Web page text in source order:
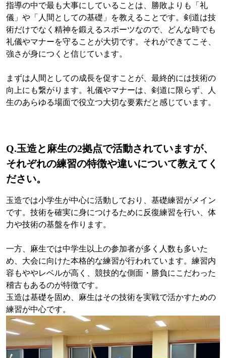
指導の中で最も大事にしていることは、勝敗よりも「礼
儀」や「人間としての基礎」を教えることです。剣道は技
術だけでなく精神を鍛えるスポーツなので、どんな時でも
礼儀やマナーを守ることが大切です。それができてこそ、
強さが身につくと信じています。
まずは人間としての成長を促すことが、最終的には技術の
向上にも繋がります。礼儀やマナーは、剣道に限らず、人
生のあらゆる場面で役立つ大切な要素だと感じています。
Q.玉造と麻生の2拠点で活動されていますが、
それぞれの練習の特徴や違いについて教えてく
ださい。
玉造では小学生が中心に活動しており、基礎練習がメイン
です。技術を確実に身につけるために反復練習を行い、体
力や技術の基盤を作ります。
一方、麻生では中学生以上の参加者が多く人数も多いた
め、大会に向けた本格的な練習が行われています。練習内
容もややレベルが高く、競技的な側面・勝負にこだわった
稽古もあるのが特徴です。
玉造は基礎を固め、麻生はその技術を実戦で活かすための
練習が中心です。